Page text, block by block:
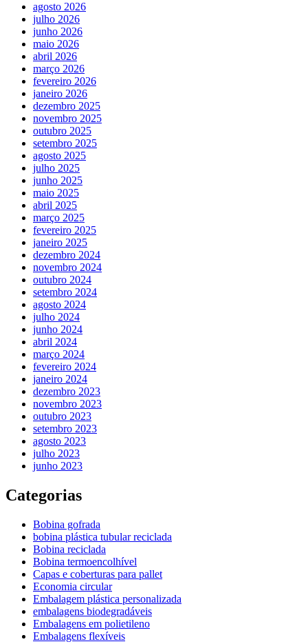
agosto 2026
julho 2026
junho 2026
maio 2026
abril 2026
março 2026
fevereiro 2026
janeiro 2026
dezembro 2025
novembro 2025
outubro 2025
setembro 2025
agosto 2025
julho 2025
junho 2025
maio 2025
abril 2025
março 2025
fevereiro 2025
janeiro 2025
dezembro 2024
novembro 2024
outubro 2024
setembro 2024
agosto 2024
julho 2024
junho 2024
abril 2024
março 2024
fevereiro 2024
janeiro 2024
dezembro 2023
novembro 2023
outubro 2023
setembro 2023
agosto 2023
julho 2023
junho 2023
Categorias
Bobina gofrada
bobina plástica tubular reciclada
Bobina reciclada
Bobina termoencolhível
Capas e coberturas para pallet
Economia circular
Embalagem plástica personalizada
embalagens biodegradáveis
Embalagens em polietileno
Embalagens flexíveis